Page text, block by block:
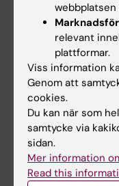
Canvas
Studentmejlen
Kurs- och
Student på KI
Medarbetare
Medarbetarportalen
webbplatsen
relevant
plattformar.
Viss information
Genom att
cookies.
Du kan när som
samtycke via
sidan.
Mer information
Read this